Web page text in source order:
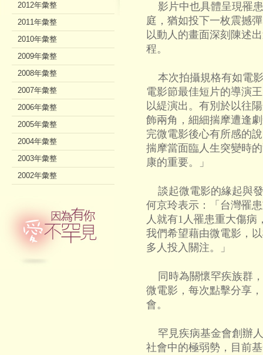
影片中也具體呈現罹
庭，猶如投下一枚震撼
以動人的畫面深刻陳述
程。
本次拍攝規格有如電
電影節最佳短片的導演
以緹演出。有別於以往
飾兩角，細細揣摩遭逢
完微電影後心有所感的
揣摩當面臨人生突變時
康的重要。」
談起微電影的緣起與
何京玲表示：「台灣罹
人就有1人罹患重大傷
我們希望藉由微電影，
多人投入關注。」
同時為關懷罕疾族群
微電影，每次點擊分享
會。
罕見疾病基金會創辦
社會中的極弱勢，目前
2012年彙整
2011年彙整
2010年彙整
2009年彙整
2008年彙整
2007年彙整
2006年彙整
2005年彙整
2004年彙整
2003年彙整
2002年彙整